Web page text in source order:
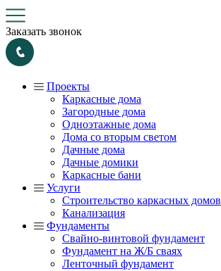
Заказать звонок
Проекты
Каркасные дома
Загородные дома
Одноэтажные дома
Дома со вторым светом
Дачные дома
Дачные домики
Каркасные бани
Услуги
Строительство каркасных домов
Канализация
Фундаменты
Свайно-винтовой фундамент
Фундамент на Ж/Б сваях
Ленточный фундамент